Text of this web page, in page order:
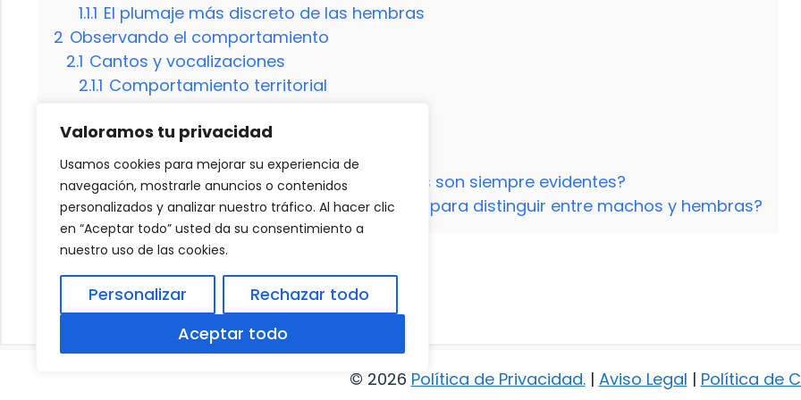
Valoramos tu privacidad
Usamos cookies para mejorar su experiencia de
navegación, mostrarle anuncios o contenidos
personalizados y analizar nuestro tráfico. Al hacer clic
en “Aceptar todo” usted da su consentimiento a
nuestro uso de las cookies.
Personalizar
Rechazar todo
Aceptar todo
1.1.1 El plumaje más discreto de las hembras
2 Observando el comportamiento
2.1 Cantos y vocalizaciones
2.1.1 Comportamiento territorial
Reconociendo las diferencias físicas
3.1 El tamaño y peso
3.1.1 Estructuras corporales
3.2 ¿Las diferencias entre machos y hembras son siempre evidentes?
3.2.1 ¿Qué otros métodos se pueden utilizar para distinguir entre machos y hembras?
Cómo prevenir y tratar la caries en los perros
El ocelote en peligro de desaparecer
© 2026 Política de Privacidad.| Aviso Legal | Política de